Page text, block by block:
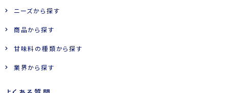
ニーズから探す
商品から探す
甘味料の種類から探す
業界から探す